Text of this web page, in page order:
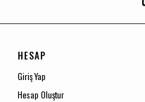
HESAP
Giriş Yap
Hesap Oluştur